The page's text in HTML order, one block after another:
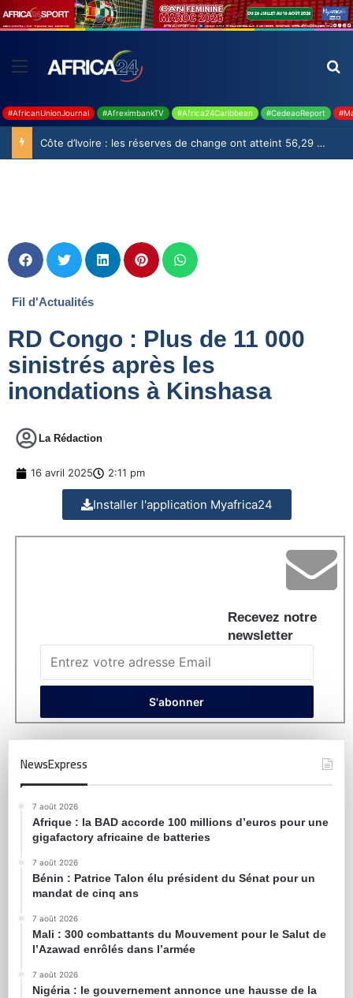
#AfricanUnionJournal #AfreximbankTV #Africa24Caribbean #CedeaoReport
Côte d’Ivoire : les réserves de change ont atteint 56,29 milliards USD en juillet
Fil d'Actualités
RD Congo : Plus de 11 000
sinistrés après les
inondations à Kinshasa
La Rédaction
16 avril 2025 2:11 pm
Installer l'application Myafrica24
Recevez notre
newsletter
NewsExpress
7 août 2026
Afrique : la BAD accorde 100 millions d’euros pour une
gigafactory africaine de batteries
7 août 2026
Bénin : Patrice Talon élu président du Sénat pour un
mandat de cinq ans
7 août 2026
Mali : 300 combattants du Mouvement pour le Salut de
l’Azawad enrôlés dans l’armée
7 août 2026
Nigéria : le gouvernement annonce une hausse de la